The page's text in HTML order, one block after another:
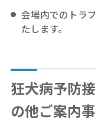
会場内でのトラ
たします。
狂犬病予防
の他ご案内